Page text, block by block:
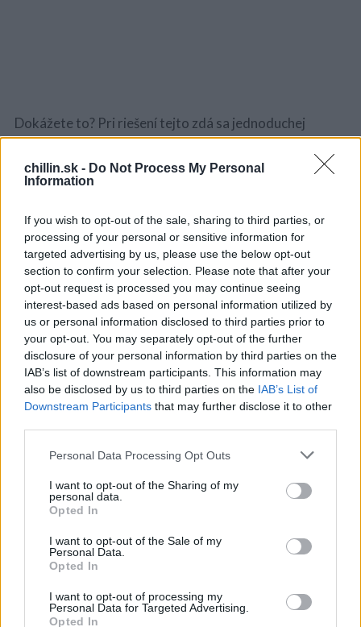
chillin.sk - Do Not Process My Personal
Information
If you wish to opt-out of the sale, sharing to third parties, or
processing of your personal or sensitive information for
targeted advertising by us, please use the below opt-out
section to confirm your selection. Please note that after your
opt-out request is processed you may continue seeing
interest-based ads based on personal information utilized by
us or personal information disclosed to third parties prior to
your opt-out. You may separately opt-out of the further
disclosure of your personal information by third parties on the
IAB’s list of downstream participants. This information may
also be disclosed by us to third parties on the IAB’s List of
Downstream Participants that may further disclose it to other
Personal Data Processing Opt Outs
I want to opt-out of the Sharing of my
personal data.
Opted In
I want to opt-out of the Sale of my
Personal Data.
Opted In
I want to opt-out of processing my
Personal Data for Targeted Advertising.
Opted In
Dokážete to? Pri riešení tejto zdá sa jednoduchej
križovatky sa potrápil nejeden vodič, ktorý jazdí každý
deň.
nám učebnicovú križovatku z čias, kedy sme
navštevovali autoškolu. Myslíte si, že dokážete určit
kto prejde križovatkou veľmi jednoducho?
Pozrite sa pozorne na obrázok. Križovatka má tvar
písmena T a nenachádza sa na nej svetelná signalizácia.
Tak čo si myslíte?
Ktoré auto prejde križovatkou ako prvé?
signalizácie, takže savodiči riadia pravidlom pravej
Na cestách by si v skutočnosti vodiči naznačili
gestami, kto môže ísť, no táto križovatka má aj svoje
ozajstné riešenie podľa predpisov.
Ako prvé by malo červené auto, ktoré chce odbočiť
doľava, vojsť do križovatky. Toto auto však musí dať
S
e
a
r
c
h
f
o
: